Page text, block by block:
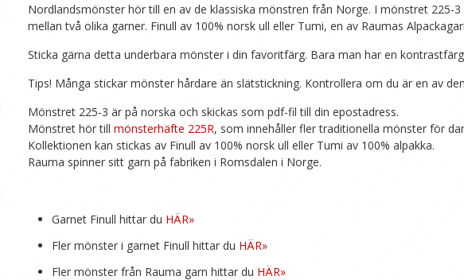
Nordlandsmönster hör till en av de klassiska mönstren från Norge. I mönstret
mellan två olika garner. Finull av 100% norsk ull eller Tumi, en av Raumas
Sticka gärna detta underbara mönster i din favoritfärg. Bara man har en
Tips! Många stickar mönster hårdare än slätstickning. Kontrollera om du är en av
Mönstret 225-3 är på norska och skickas som pdf-fil till din epostadress.
Mönstret hör till mönsterhäfte 225R, som innehåller fler traditionella mönster för
Kollektionen kan stickas av Finull av 100% norsk ull eller Tumi av 100% alpakka.
Rauma spinner sitt garn på fabriken i Romsdalen i Norge.
Garnet Finull hittar du HÄR»
Fler mönster i garnet Finull hittar du HÄR»
Fler mönster från Rauma garn hittar du HÄR»